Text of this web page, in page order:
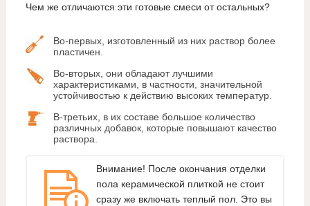
Чем же отличаются эти готовые смеси от остальных?
Во-первых, изготовленный из них раствор более
пластичен.
Во-вторых, они обладают лучшими
характеристиками, в частности, значительной
устойчивостью к действию высоких температур.
В-третьих, в их составе большое количество
различных добавок, которые повышают качество
раствора.
Внимание! После окончания отделки
пола керамической плиткой не стоит
сразу же включать теплый пол. Это вы